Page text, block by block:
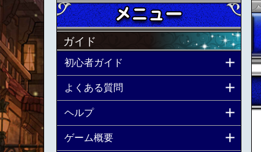
ガイド
初心者ガイド
よくある質問
ヘルプ
ゲーム概要